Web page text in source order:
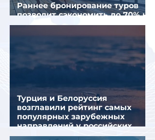
Раннее бронирование туров
позволит сэкономить до 70% на
летнем отдыхе — АТОР
Турция и Белоруссия
возглавили рейтинг самых
популярных зарубежных
направлений у российских
туристов летом